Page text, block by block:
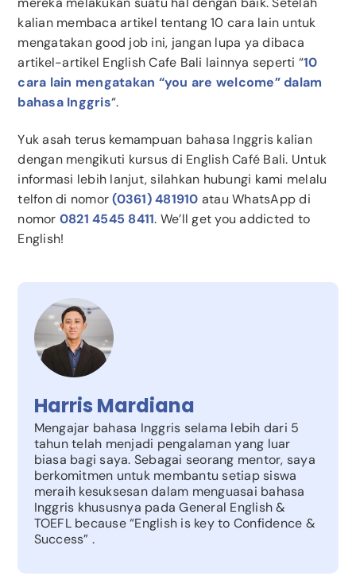
kalian membaca artikel tentang 10 cara lain untuk
mengatakan good job ini, jangan lupa ya dibaca
artikel-artikel English Cafe Bali lainnya seperti “10
cara lain mengatakan “you are welcome” dalam
bahasa Inggris“.
Yuk asah terus kemampuan bahasa Inggris kalian
dengan mengikuti kursus di English Café Bali. Untuk
informasi lebih lanjut, silahkan hubungi kami melalu
telfon di nomor(0361) 481910 atau WhatsApp di
nomor 0821 4545 8411. We’ll get you addicted to
English!
Harris Mardiana
Mengajar bahasa Inggris selama lebih dari 5
tahun telah menjadi pengalaman yang luar
biasa bagi saya. Sebagai seorang mentor, saya
berkomitmen untuk membantu setiap siswa
meraih kesuksesan dalam menguasai bahasa
Inggris khususnya pada General English &
TOEFL because “English is key to Confidence &
Success” .